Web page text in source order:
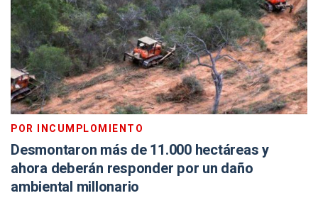
POR INCUMPLOMIENTO
Desmontaron más de 11.000 hectáreas y
ahora deberán responder por un daño
ambiental millonario